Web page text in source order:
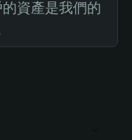
資產是我們的